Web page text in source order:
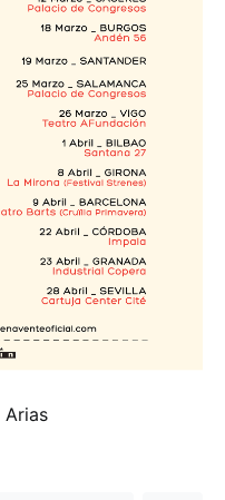
Arias